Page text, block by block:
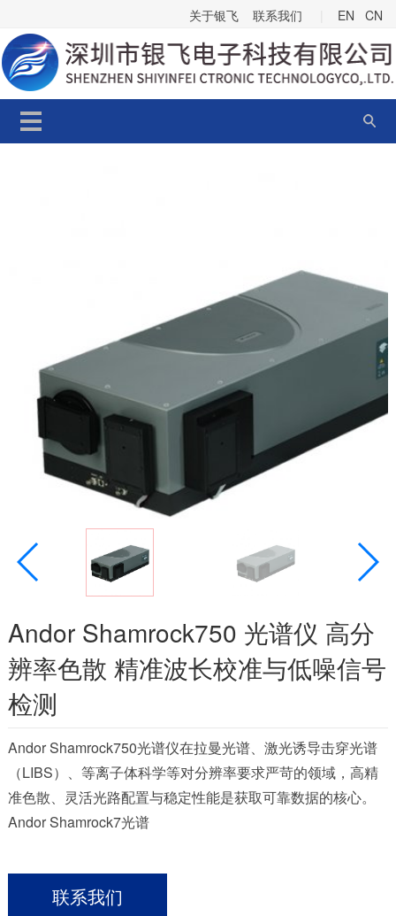
关于银飞 联系我们 EN CN
Andor Shamrock750 光谱仪 高分
辨率色散 精准波长校准与低噪信号
检测
Andor Shamrock750光谱仪在拉曼光谱、激光诱导击穿光谱
（LIBS）、等离子体科学等对分辨率要求严苛的领域，高精
准色散、灵活光路配置与稳定性能是获取可靠数据的核心。
Andor Shamrock7光谱
联系我们